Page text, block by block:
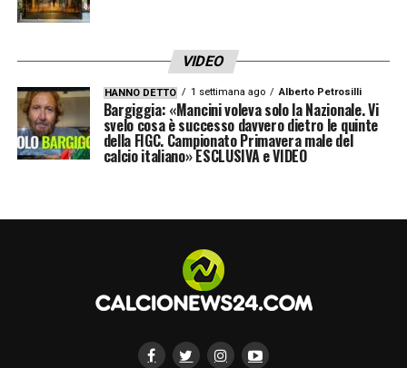
VIDEO
HANNO DETTO 1 settimana ago Alberto Petrosilli
Bargiggia: «Mancini voleva solo la Nazionale. Vi
svelo cosa è successo davvero dietro le quinte
della FIGC. Campionato Primavera male del
calcio italiano» ESCLUSIVA e VIDEO